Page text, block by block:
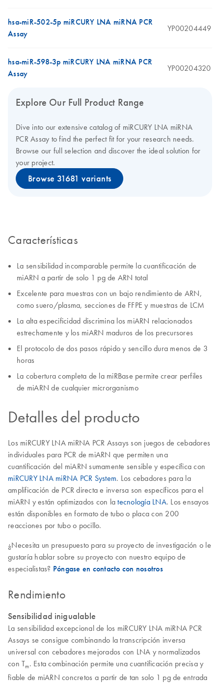
hsa-miR-502-5p miRCURY LNA miRNA PCR
Assay
YP00204449
hsa-miR-598-3p miRCURY LNA miRNA PCR
Assay
YP00204320
Explore Our Full Product Range
Dive into our extensive catalog of miRCURY LNA miRNA
PCR Assay to find the perfect fit for your research needs.
Browse our full selection and discover the ideal solution for
your project.
Browse 31681 variants
Características
La sensibilidad incomparable permite la cuantificación de
miARN a partir de solo 1 pg de ARN total
Excelente para muestras con un bajo rendimiento de ARN,
como suero/plasma, secciones de FFPE y muestras de LCM
La alta especificidad discrimina los miARN relacionados
estrechamente y los miARN maduros de los precursores
El protocolo de dos pasos rápido y sencillo dura menos de 3
horas
La cobertura completa de la miRBase permite crear perfiles
de miARN de cualquier microrganismo
Detalles del producto
Los miRCURY LNA miRNA PCR Assays son juegos de cebadores
individuales para PCR de miARN que permiten una
cuantificación del miARN sumamente sensible y específica con
miRCURY LNA miRNA PCR System. Los cebadores para la
amplificación de PCR directa e inversa son específicos para el
miARN y están optimizados con latecnología LNA. Los ensayos
están disponibles en formato de tubo o placa con 200
reacciones por tubo o pocillo.
¿Necesita un presupuesto para su proyecto de investigación o le
gustaría hablar sobre su proyecto con nuestro equipo de
especialistas? Póngase en contacto con nosotros
Rendimiento
Sensibilidad inigualable
La sensibilidad excepcional de los miRCURY LNA miRNA PCR
Assays se consigue combinando la transcripción inversa
universal con cebadores mejorados con LNA y normalizados
con Tm. Esta combinación permite una cuantificación precisa y
fiable de miARN concretos a partir de tan solo 1 pg de entrada